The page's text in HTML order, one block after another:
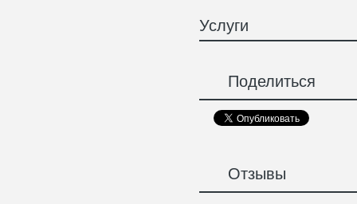
Услуги
Поделиться
Отзывы